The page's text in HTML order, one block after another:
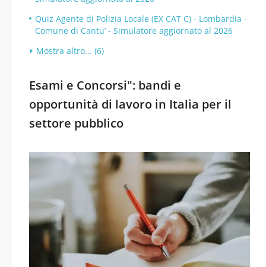
Quiz Agente di Polizia Locale (EX CAT C) - Lombardia -
Comune di Cantu’ - Simulatore aggiornato al 2026
Mostra altro... (6)
Esami e Concorsi": bandi e
opportunità di lavoro in Italia per il
settore pubblico